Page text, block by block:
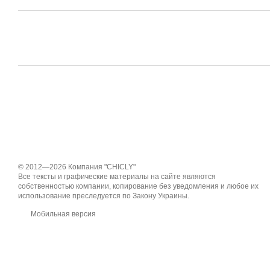
© 2012—2026 Компания "CHICLY"
Все тексты и графические материалы на сайте являются
собственностью компании, копирование без уведомления и любое их
использование преследуется по Закону Украины.
Мобильная версия